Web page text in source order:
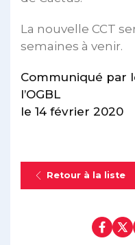
La nouvelle CCT
semaines à venir.
Communiqué par
l’OGBL
le 14 février 2020
Retour à la liste